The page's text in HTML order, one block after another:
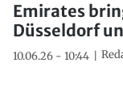
Emirates
Düsseldorf
10.06.26 - 10:44